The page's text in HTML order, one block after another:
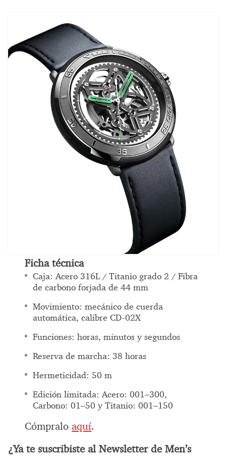
Ficha técnica
Caja: Acero 316L / Titanio grado 2 / Fibra
de carbono forjada de 44 mm
Movimiento: mecánico de cuerda
automática, calibre CD-02X
Funciones: horas, minutos y segundos
Reserva de marcha: 38 horas
Hermeticidad: 50 m
Edición limitada: Acero: 001–300,
Carbono: 01–50 y Titanio: 001–150
Cómpraloaquí.
¿Ya te suscribiste al Newsletter de Men’s